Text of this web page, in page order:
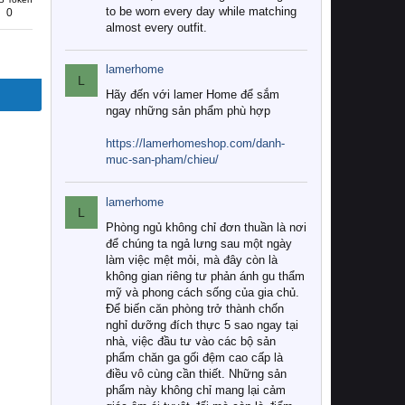
0
to be worn every day while matching
almost every outfit.
L
lamerhome
Hãy đến với lamer Home để sắm
ngay những sản phẩm phù hợp
https://lamerhomeshop.com/danh-
muc-san-pham/chieu/
L
lamerhome
Phòng ngủ không chỉ đơn thuần là nơi
để chúng ta ngả lưng sau một ngày
làm việc mệt mỏi, mà đây còn là
không gian riêng tư phản ánh gu thẩm
mỹ và phong cách sống của gia chủ.
Để biến căn phòng trở thành chốn
nghỉ dưỡng đích thực 5 sao ngay tại
nhà, việc đầu tư vào các bộ sản
phẩm chăn ga gối đệm cao cấp là
điều vô cùng cần thiết. Những sản
phẩm này không chỉ mang lại cảm